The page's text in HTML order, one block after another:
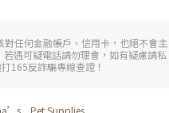
任何金融帳戶、信用卡，也絕不會主
遇可疑電話請勿理會，如有疑慮請私
165反詐騙專線查證！
Pet Supplies